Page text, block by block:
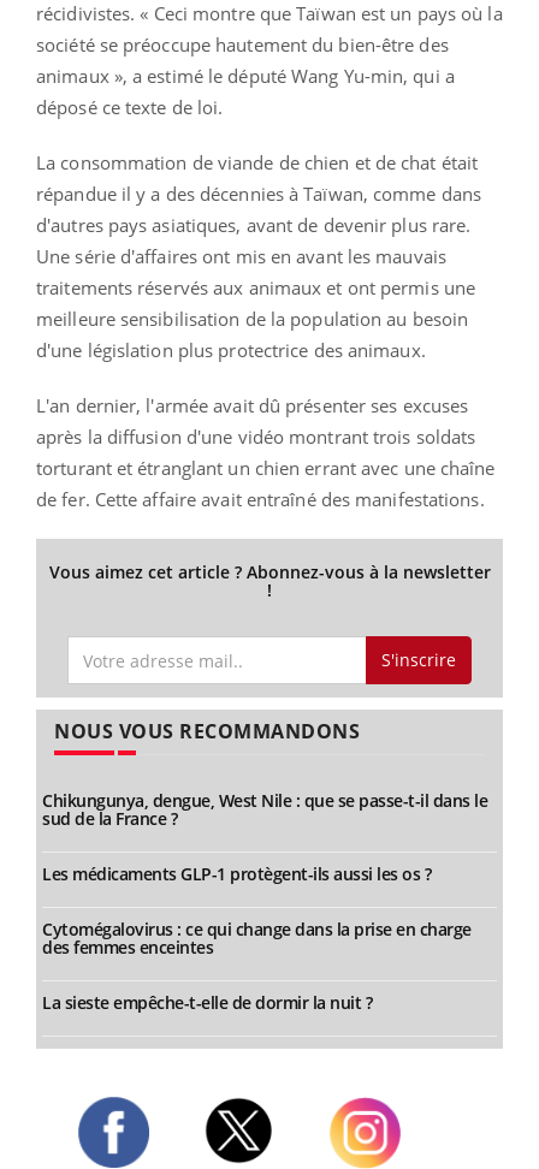
récidivistes. « Ceci montre que Taïwan est un pays où la
société se préoccupe hautement du bien-être des
animaux », a estimé le député Wang Yu-min, qui a
déposé ce texte de loi.
La consommation de viande de chien et de chat était
répandue il y a des décennies à Taïwan, comme dans
d'autres pays asiatiques, avant de devenir plus rare.
Une série d'affaires ont mis en avant les mauvais
traitements réservés aux animaux et ont permis une
meilleure sensibilisation de la population au besoin
d'une législation plus protectrice des animaux.
L'an dernier, l'armée avait dû présenter ses excuses
après la diffusion d'une vidéo montrant trois soldats
torturant et étranglant un chien errant avec une chaîne
de fer. Cette affaire avait entraîné des manifestations.
Vous aimez cet article ? Abonnez-vous à la newsletter
!
S'inscrire
NOUS VOUS RECOMMANDONS
Chikungunya, dengue, West Nile : que se passe-t-il dans le
sud de la France ?
Les médicaments GLP-1 protègent-ils aussi les os ?
Cytomégalovirus : ce qui change dans la prise en charge
des femmes enceintes
La sieste empêche-t-elle de dormir la nuit ?